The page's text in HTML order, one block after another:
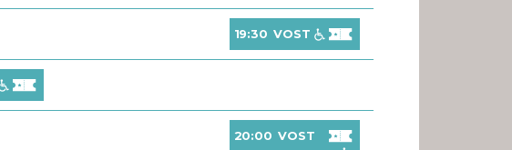
19:30 VOST
20:00 VOST